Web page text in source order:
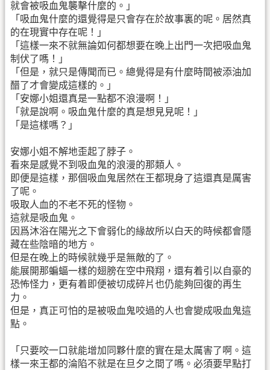
就會被吸血鬼襲擊什麼的。」
「吸血鬼什麼的還覺得是只會存在於故事裏的呢。居然真
的在現實中存在呢！」
「這樣一來不就無論如何都想要在晚上出門一次把吸血鬼
制伏了嗎！」
「但是，就只是傳聞而已。總覺得是有什麼時間被添油加
醋了才會變成這樣的。」
「安娜小姐還真是一點都不浪漫啊！」
「就是說啊。吸血鬼什麼的真是想見見呢！」
「是這樣嗎？」
安娜小姐不解地歪起了脖子。
看來是感覺不到吸血鬼的浪漫的那類人。
即便是這樣，那個吸血鬼居然在王都現身了這還真是厲害
了呢。
吸取人血的不老不死的怪物。
這就是吸血鬼。
因爲沐浴在陽光之下會弱化的緣故所以白天的時候都會隱
藏在些陰暗的地方。
但是在晚上的時候就幾乎是無敵的了。
能展開那蝙蝠一樣的翅膀在空中飛翔，還有着引以自豪的
恐怖怪力，更有着即便被切成碎片也仍能夠回復的再生
力。
但是，真正可怕的是被吸血鬼咬過的人也會變成吸血鬼這
點。
「只要咬一口就能增加同夥什麼的實在是太厲害了啊。這
樣一來王都的淪陷不就是在旦夕之間了嗎。必須要早點打